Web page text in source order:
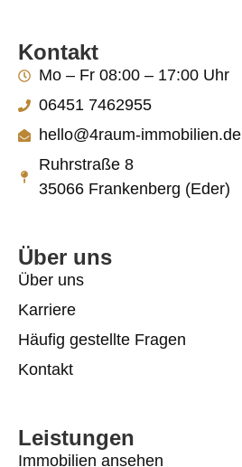
Kontakt
Mo – Fr 08:00 – 17:00 Uhr
06451 7462955
hello@4raum-immobilien.de
Ruhrstraße 8
35066 Frankenberg (Eder)
Über uns
Über uns
Karriere
Häufig gestellte Fragen
Kontakt
Leistungen
Immobilien ansehen